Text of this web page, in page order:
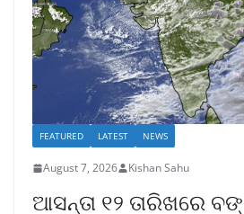
FEATURED LATEST NEWS
August 7, 2026 Kishan Sahu
ଆସନ୍ତା ୧୨ ତାରିଖରେ